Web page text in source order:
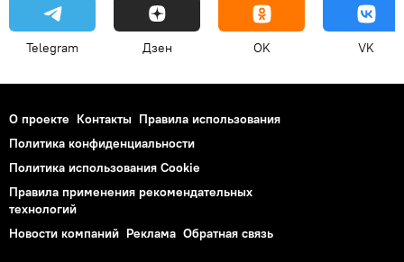
Telegram Дзен OK VK
О проекте Контакты Правила использования
Политика конфиденциальности
Политика использования Cookie
Правила применения рекомендательных
технологий
Новости компаний Реклама Обратная связь